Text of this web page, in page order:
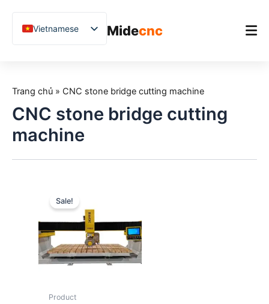
Midecnc
Sản phẩm
Ứng dụng
Vietnamese
English
German
French
Spanish
Uzbek
Hindi
Trang chủ » CNC stone bridge cutting machine
CNC stone bridge cutting
machine
Sale!
Product